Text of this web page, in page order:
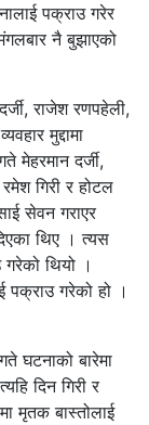
पक्राउ गरेर
नै बुझाएको
राजेश रणपहेली,
मुद्दामा
मेहरमान दर्जी,
गिरी र होटल
सेवन गराएर
थिए । त्यस
थियो ।
पक्राउ गरेको हो ।
घटनाको बारेमा
दिन गिरी र
मृतक बास्तोलाई